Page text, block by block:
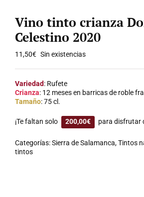
Vino tinto crianza
Celestino 2020
11,50€ Sin existencias
Variedad: Rufete
Crianza: 12 meses en barricas de roble
Tamaño: 75 cl.
¡Te faltan solo 200,00€ para disfrutar
Categorías:Sierra de Salamanca,Tintos
tintos